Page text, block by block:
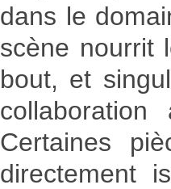
dans le
scène nourrit
bout, et
Certaines
directement